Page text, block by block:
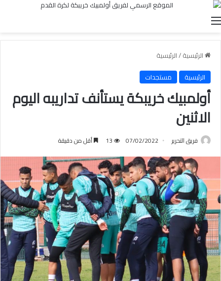
القائمة
الرئيسية/الرئيسية
الرئيسية
مستجدات
أولمبيك خريبكة يستأنف تداريبه اليوم
الاثنين
فريق التحرير 07/02/2022
13 أقل من دقيقة